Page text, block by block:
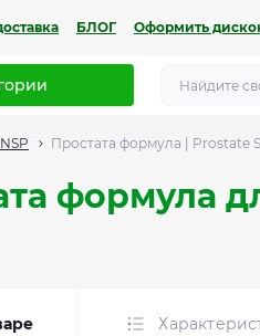
БЛОГ Оформить
Простата формула | Prostate
формула